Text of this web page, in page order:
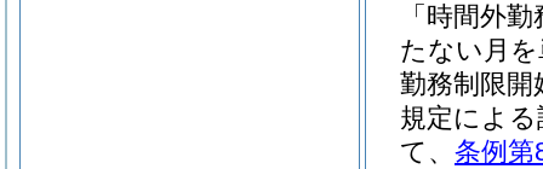
「時間外
たない月
勤務制限
規定によ
て、 条例第